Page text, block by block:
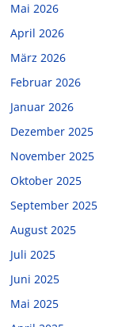
Mai 2026
April 2026
März 2026
Februar 2026
Januar 2026
Dezember 2025
November 2025
Oktober 2025
September 2025
August 2025
Juli 2025
Juni 2025
Mai 2025